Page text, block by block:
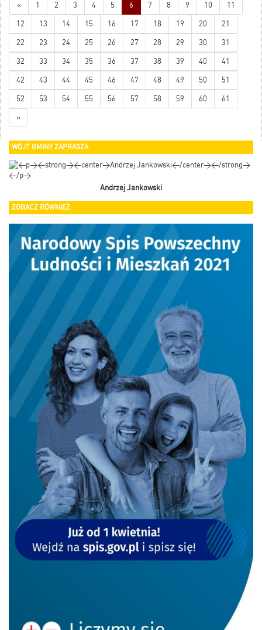
« 1 2 3 4 5 6 7 8 9 10 11
12 13 14 15 16 17 18 19 20 21
22 23 24 25 26 27 28 29 30 31
32 33 34 35 36 37 38 39 40 41
42 43 44 45 46 47 48 49 50 51
52 53 54 55 56 57 58 59 60 61
»
WÓJT GMINY ZAPRASZA
Andrzej Jankowski
ZOBACZ RÓWNIEŻ